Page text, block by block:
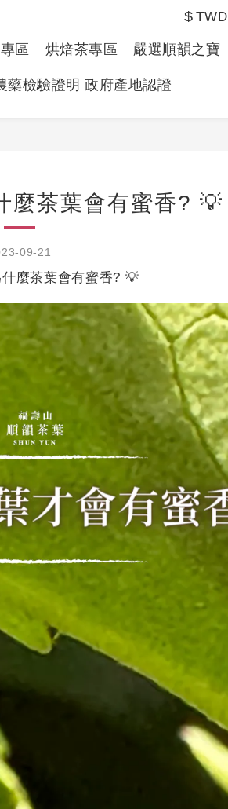
$ TWD
區 烘焙茶專區 嚴選順韻之寶
藥檢驗證明 政府產地認證
麼茶葉會有蜜香? 💡
09-21
麼茶葉會有蜜香? 💡